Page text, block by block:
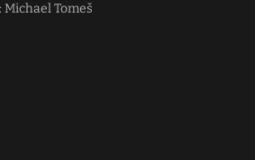
Michael Tomeš